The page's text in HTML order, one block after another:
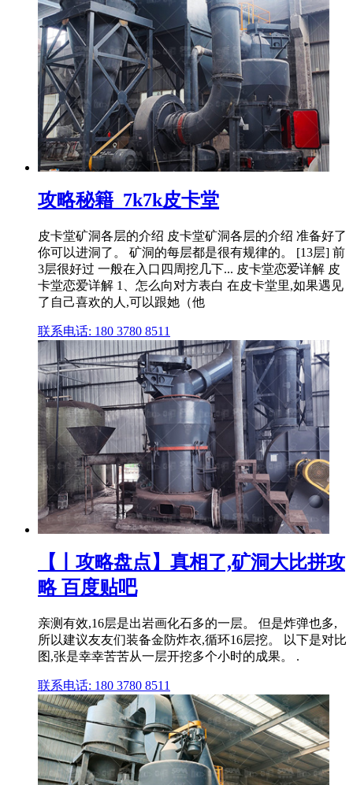
攻略秘籍_7k7k皮卡堂
皮卡堂矿洞各层的介绍 皮卡堂矿洞各层的介绍 准备好了
你可以进洞了。 矿洞的每层都是很有规律的。 [13层] 前
3层很好过 一般在入口四周挖几下... 皮卡堂恋爱详解 皮
卡堂恋爱详解 1、怎么向对方表白 在皮卡堂里,如果遇见
了自己喜欢的人,可以跟她（他
联系电话: 180 3780 8511
【丨攻略盘点】真相了,矿洞大比拼攻
略 百度贴吧
亲测有效,16层是出岩画化石多的一层。 但是炸弹也多,
所以建议友友们装备金防炸衣,循环16层挖。 以下是对比
图,张是幸幸苦苦从一层开挖多个小时的成果。 .
联系电话: 180 3780 8511